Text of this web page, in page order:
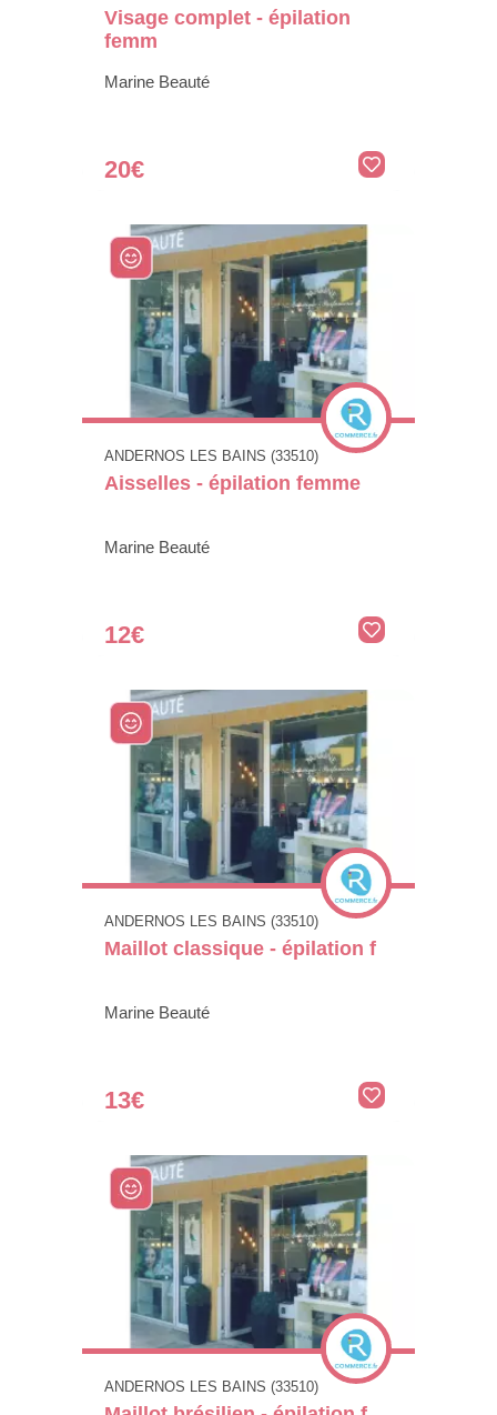
Visage complet - épilation
femm
Marine Beauté
20€
ANDERNOS LES BAINS (33510)
Aisselles - épilation femme
Marine Beauté
12€
ANDERNOS LES BAINS (33510)
Maillot classique - épilation f
Marine Beauté
13€
ANDERNOS LES BAINS (33510)